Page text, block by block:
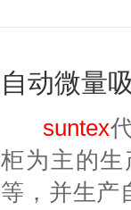
自动微量
suntex
柜为主的生
等，并生产